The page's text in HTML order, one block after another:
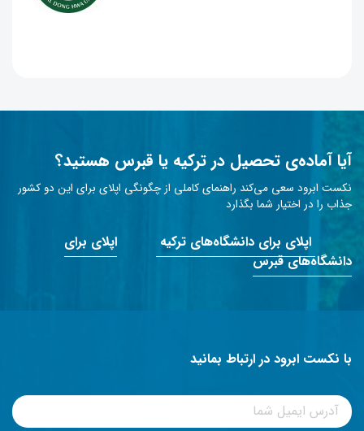
آیا آماده‌ی تحصیل در ترکیه یا قبرس هستید؟
نکست ابرود سعی می‌کند راهنمای کاملی از چگونگی اپلای برای این دو کشور
جذاب را در اختیار شما بگذارد
اپلای برای دانشگاه‌های ترکیه
اپلای برای
دانشگاه‌های قبرس
با نکست ابرود در ارتباط بمانید